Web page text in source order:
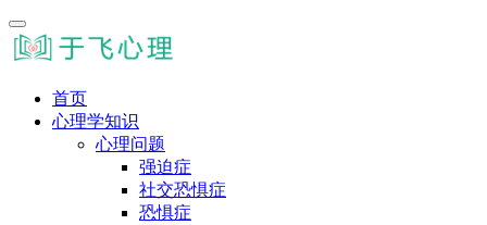
首页
心理学知识
心理问题
强迫症
社交恐惧症
恐惧症